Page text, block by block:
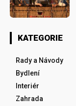
KATEGORIE
Rady a Návody
Bydlení
Interiér
Zahrada